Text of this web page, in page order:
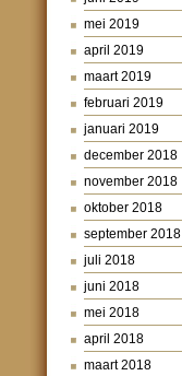
mei 2019
april 2019
maart 2019
februari 2019
januari 2019
december 2018
november 2018
oktober 2018
september 2018
juli 2018
juni 2018
mei 2018
april 2018
maart 2018